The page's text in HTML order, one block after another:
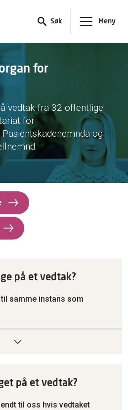
Søk Meny
for
vedtak fra 32 offentlige
for
og
på et vedtak?
samme instans som
på et vedtak?
til oss hvis vedtaket